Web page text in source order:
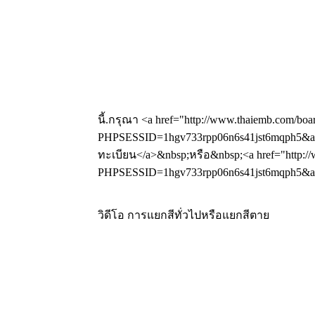
นี้.กรุณา <a href="http://www.thaiemb.com/
ทะเบียน</a>&nbsp;หรือ&nbsp;<a href="http://
วิดีโอ การแยกสีทั่วไปหรือแยกสีตาย